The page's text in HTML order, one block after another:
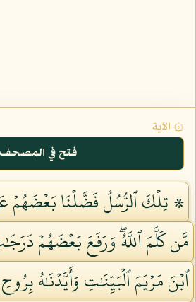
۞ الآية
فتح في المصحف
۞ تِلۡكَ ٱلرُّسُلُ فَضَّلۡنَا بَعۡضَهُمۡ
مَّن كَلَّمَ ٱللَّهُۖ وَرَفَعَ بَعۡضَهُمۡ
ٱبۡنَ مَرۡيَمَ ٱلۡبَيِّنَٰتِ وَأَيَّدۡنَٰهُ